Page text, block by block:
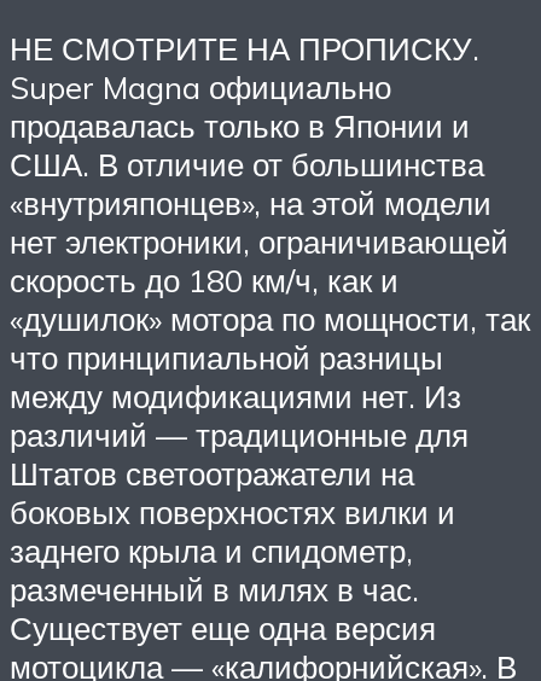
НЕ СМОТРИТЕ НА ПРОПИСКУ.
Super Magna официально
продавалась только в Японии и
США. В отличие от большинства
«внутрияпонцев», на этой модели
нет электроники, ограничивающей
скорость до 180 км/ч, как и
«душилок» мотора по мощности, так
что принципиальной разницы
между модификациями нет. Из
различий — традиционные для
Штатов светоотражатели на
боковых поверхностях вилки и
заднего крыла и спидометр,
размеченный в милях в час.
Существует еще одна версия
мотоцикла — «калифорнийская». В